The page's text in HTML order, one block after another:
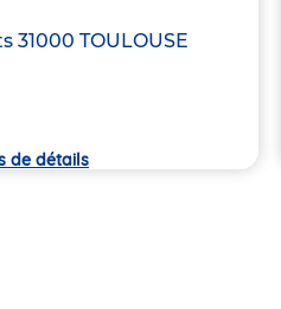
31000 TOULOUSE
de détails